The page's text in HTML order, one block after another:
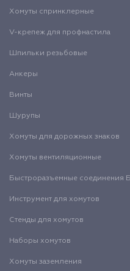
Хомуты спринклерные
V-крепеж для профнастила
Шпильки резьбовые
Анкеры
Винты
Шурупы
Хомуты для дорожных знаков
Хомуты вентиляционные
Быстроразъемные соединения
Инструмент для хомутов
Стенды для хомутов
Наборы хомутов
Хомуты заземления